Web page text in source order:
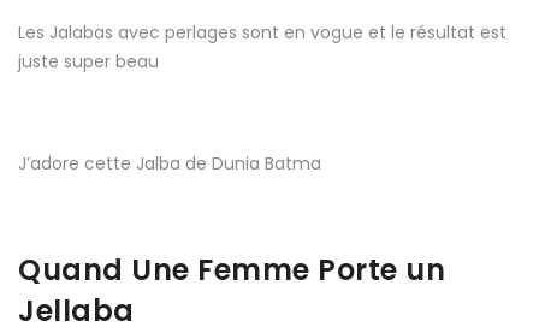
Les Jalabas avec perlages sont en vogue et le résultat est
juste super beau
J’adore cette Jalba de Dunia Batma
Quand Une Femme Porte un
Jellaba